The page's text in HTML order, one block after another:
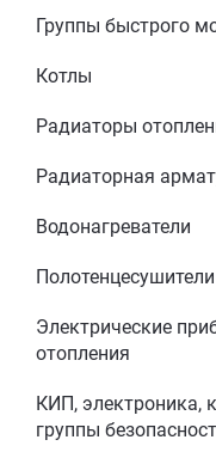
Группы быстрого
Котлы
Радиаторы
Радиаторная
Водонагреватели
Полотенцесушители
Электрические
отопления
КИП, электроника,
группы